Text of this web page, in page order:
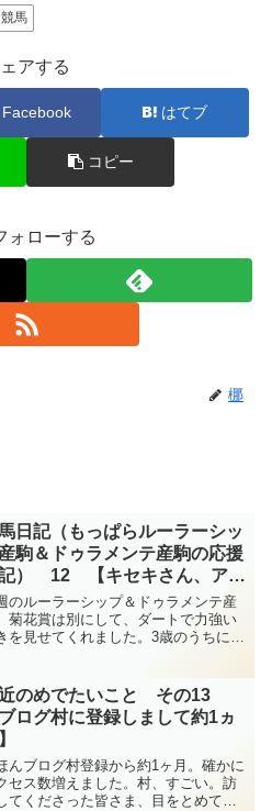
競馬
アする
Facebook はてブ
コピー
ォローする
梛
日記（もっぱらルーラーシッ
駒＆ドゥラメンテ産駒の応援
記） 12 【キセキさん、アイ
ホースに！】
のルーラーシップ＆ドゥラメンテ産
菊花賞は別にして、ダートで力強い
を見せてくれました。3歳のうちに2
き哉。
のめでたいこと その13
ブログ村に登録しまして約1ヵ
んブログ村登録から約1ヶ月。確かに
セス数増えました。村、すごい。訪
てくださった皆さま、目をとめてい